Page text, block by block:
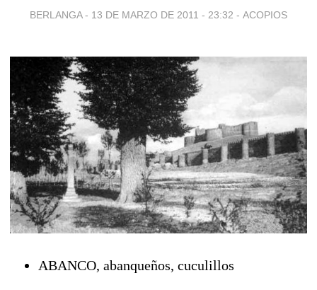
BERLANGA - 13 DE MARZO DE 2011 - 23:32 - ACOPIOS
ABANCO, abanqueños, cuculillos